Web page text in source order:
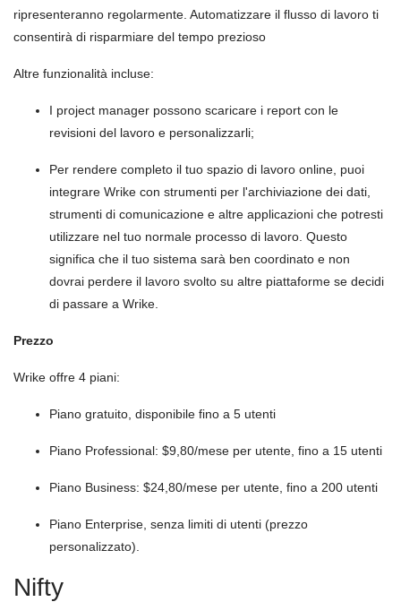
ripresenteranno regolarmente. Automatizzare il flusso di lavoro ti
consentirà di risparmiare del tempo prezioso
Altre funzionalità incluse:
I project manager possono scaricare i report con le
revisioni del lavoro e personalizzarli;
Per rendere completo il tuo spazio di lavoro online, puoi
integrare Wrike con strumenti per l'archiviazione dei dati,
strumenti di comunicazione e altre applicazioni che potresti
utilizzare nel tuo normale processo di lavoro. Questo
significa che il tuo sistema sarà ben coordinato e non
dovrai perdere il lavoro svolto su altre piattaforme se decidi
di passare a Wrike.
Prezzo
Wrike offre 4 piani:
Piano gratuito, disponibile fino a 5 utenti
Piano Professional: $9,80/mese per utente, fino a 15 utenti
Piano Business: $24,80/mese per utente, fino a 200 utenti
Piano Enterprise, senza limiti di utenti (prezzo
personalizzato).
Nifty